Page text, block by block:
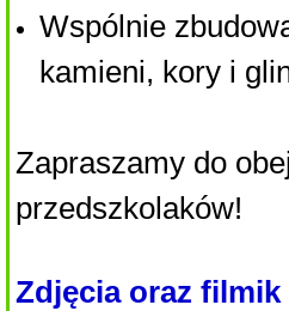
Wspólnie
kamieni, kory i
Zapraszamy do
przedszkolaków!
Zdjęcia oraz